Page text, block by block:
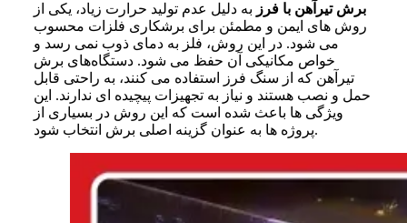
برش تیرآهن با فرز به دلیل عدم تولید حرارت زیاد، یکی از
روش‌ های ایمن و مطمئن برای برشکاری فلزات محسوب
می‌ شود. در این روش، فلز به دمای ذوب نمی‌ رسد و
خواص مکانیکی آن حفظ می‌ شود. دستگاه‌های برش
تیرآهن که از سنگ فرز استفاده می‌ کنند، به راحتی قابل
حمل و نصب هستند و نیاز به تجهیزات پیچیده‌ ای ندارند. این
ویژگی‌ ها باعث شده است که این روش در بسیاری از
پروژه‌ ها به عنوان گزینه اصلی برش انتخاب شود.